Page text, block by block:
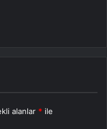
alanlar * ile